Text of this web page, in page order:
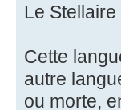
Le
Cette
autre
ou morte,